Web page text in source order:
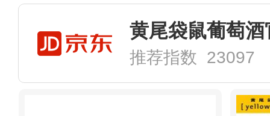
推荐指数 23097